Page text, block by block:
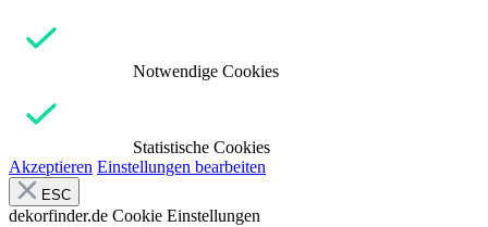
Notwendige Cookies
Statistische Cookies
Akzeptieren Einstellungen bearbeiten
ESC
dekorfinder.de Cookie Einstellungen